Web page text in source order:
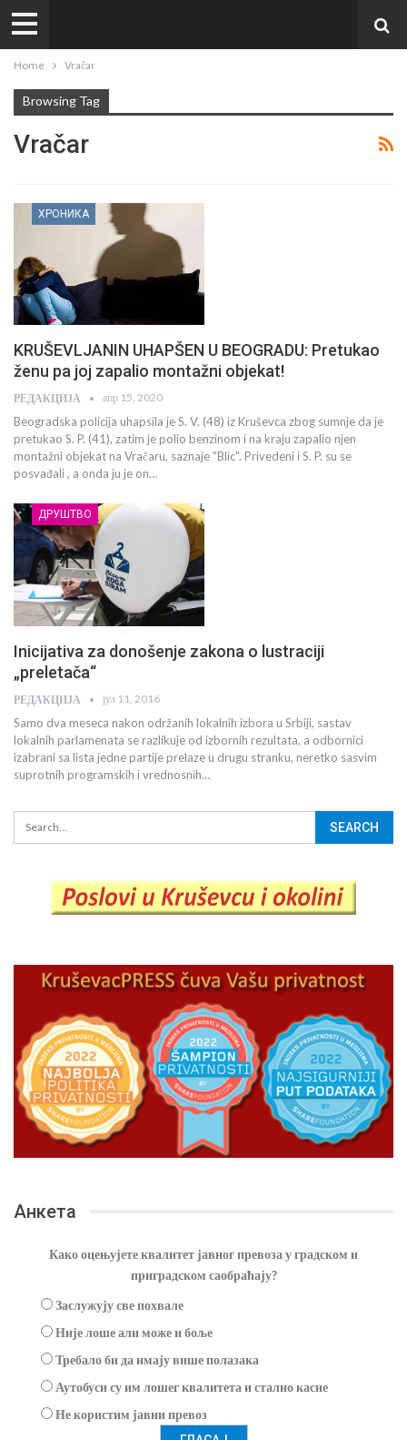
Home Vračar
Browsing Tag
Vračar
ХРОНИКА
KRUŠEVLJANIN UHAPŠEN U BEOGRADU: Pretukao
ženu pa joj zapalio montažni objekat!
РЕДАКЦИЈА апр 15, 2020
Beogradska policija uhapsila je S. V. (48) iz Kruševca zbog sumnje da je
pretukao S. P. (41), zatim je polio benzinom i na kraju zapalio njen
montažni objekat na Vračaru, saznaje "Blic". Privedeni i S. P. su se
posvađali , a onda ju je on…
ДРУШТВО
Inicijativa za donošenje zakona o lustraciji
„preletača“
РЕДАКЦИЈА јул 11, 2016
Samo dva meseca nakon održanih lokalnih izbora u Srbiji, sastav
lokalnih parlamenata se razlikuje od izbornih rezultata, a odbornici
izabrani sa lista jedne partije prelaze u drugu stranku, neretko sasvim
suprotnih programskih i vrednosnih…
Анкета
Како оцењујете квалитет јавног превоза у градском и
приградском саобраћају?
Заслужују све похвале
Није лоше али може и боље
Требало би да имају више полазака
Аутобуси су им лошег квалитета и стално касне
Не користим јавни превоз